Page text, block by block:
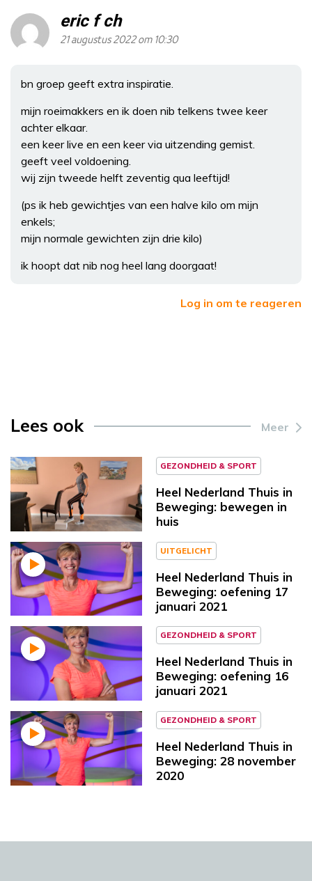
eric f ch
21 augustus 2022 om 10:30
bn groep geeft extra inspiratie.
mijn roeimakkers en ik doen nib telkens twee keer
achter elkaar.
een keer live en een keer via uitzending gemist.
geeft veel voldoening.
wij zijn tweede helft zeventig qua leeftijd!
(ps ik heb gewichtjes van een halve kilo om mijn
enkels;
mijn normale gewichten zijn drie kilo)
ik hoopt dat nib nog heel lang doorgaat!
Log in om te reageren
Lees ook Meer
GEZONDHEID & SPORT
Heel Nederland Thuis in
Beweging: bewegen in
huis
UITGELICHT
Heel Nederland Thuis in
Beweging: oefening 17
januari 2021
GEZONDHEID & SPORT
Heel Nederland Thuis in
Beweging: oefening 16
januari 2021
GEZONDHEID & SPORT
Heel Nederland Thuis in
Beweging: 28 november
2020